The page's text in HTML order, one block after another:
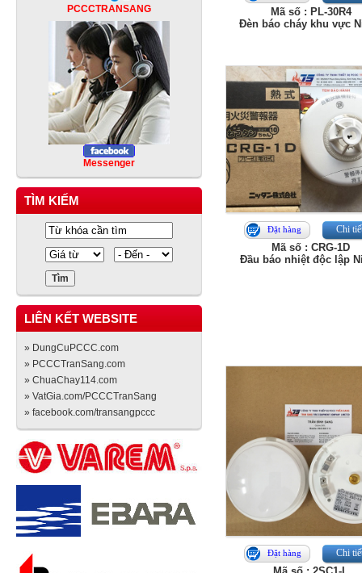
PCCCTRANSANG
Messenger
TÌM KIẾM
LIÊN KẾT WEBSITE
» DungCuPCCC.com
» PCCCTranSang.com
» ChuaChay114.com
» VatGia.com/PCCCTranSang
» facebook.com/transangpccc
Mã số : PL-30R4
Đèn báo cháy khu vực
Đặt hàng Chi
Mã số : CRG-1D
Đầu báo nhiệt độc lập
Đặt hàng Chi